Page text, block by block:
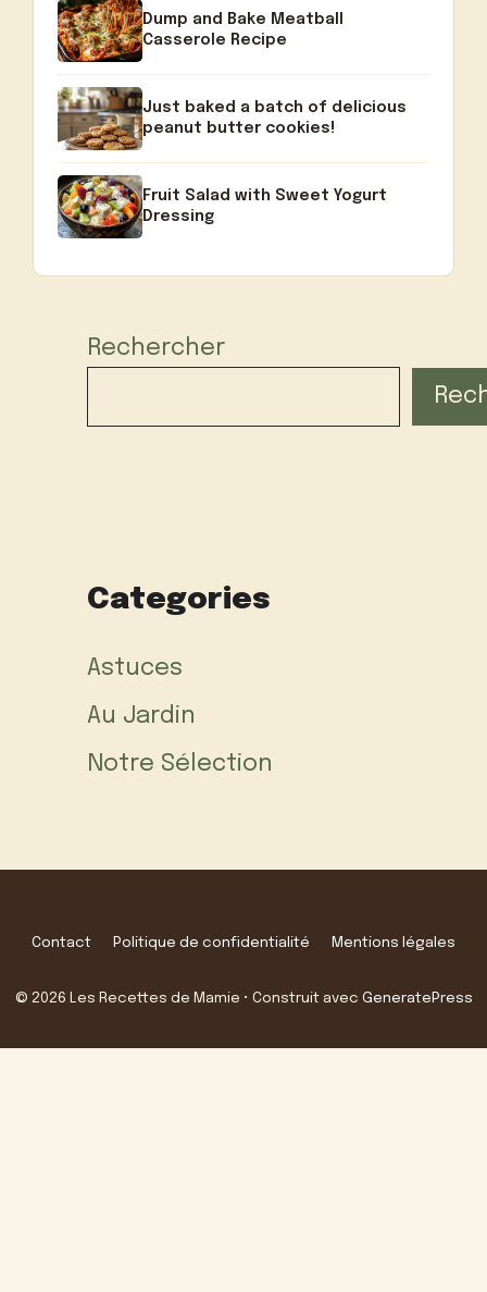
Dump and Bake Meatball
Casserole Recipe
Just baked a batch of delicious
peanut butter cookies!
Fruit Salad with Sweet Yogurt
Dressing
Rechercher
Categories
Astuces
Au Jardin
Notre Sélection
Contact Politique de confidentialité Mentions légales
© 2026 Les Recettes de Mamie • Construit avec GeneratePress